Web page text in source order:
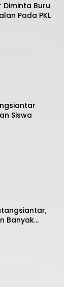
Buru
Pada PKL
Siswa
Banyak